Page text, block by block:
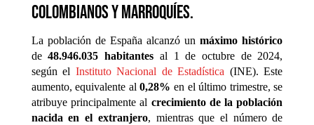
colombianos y marroquíes.
La población de España alcanzó unmáximo histórico
de48.946.035 habitantes al 1 de octubre de 2024,
según el Instituto Nacional de Estadística (INE). Este
aumento, equivalente al0,28% en el último trimestre, se
atribuye principalmente al crecimiento de la población
nacida en el extranjero, mientras que el número de